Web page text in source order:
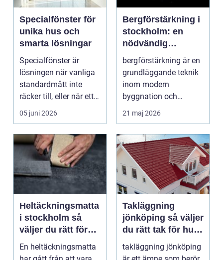
Specialfönster för
unika hus och
smarta lösningar
Specialfönster är
lösningen när vanliga
standardmått inte
räcker till, eller när ett
hus behöver fön...
05 juni 2026
Bergförstärkning i
stockholm: en
nödvändig
byggteknik
bergförstärkning är en
grundläggande teknik
inom modern
byggnation och
infrastrukturutveckling,
särs...
21 maj 2026
Heltäckningsmatta
i stockholm så
väljer du rätt för
hem och kontor
En heltäckningsmatta
Takläggning
jönköping så väljer
du rätt tak för hus
och klimat
takläggning jönköping